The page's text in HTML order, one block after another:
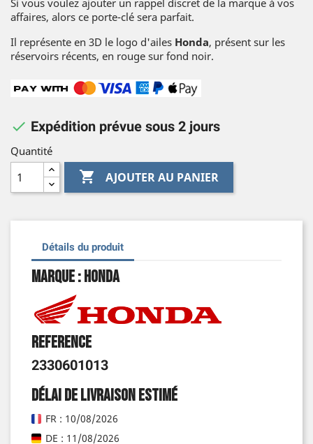
Si vous voulez ajouter un rappel discret de la marque à vos
affaires, alors ce porte-clé sera parfait.
Il représente en 3D le logo d'ailes Honda, présent sur les
réservoirs récents, en rouge sur fond noir.
 Expédition prévue sous 2 jours
Quantité
 AJOUTER AU PANIER
Détails du produit
Marque : Honda
Reference
2330601013
Délai de livraison estimé
FR : 10/08/2026
DE : 11/08/2026